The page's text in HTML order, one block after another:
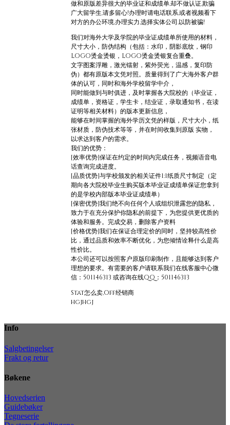
做和原版差异很大的毕业证和成绩单,却不做认证,欺骗
广大留学生,请多留心!办理时请电话联系,或者视频看下
对方的办公环境,办理实力,选择实体公司,以防被骗!
我们对海外大学及学院的毕业证成绩单所使用的材料，
尺寸大小，防伪结构（包括：水印，阴影底纹，钢印
LOGO烫金烫银，LOGO烫金烫银复合重叠。
文字图案浮雕，激光镭射，紫外荧光，温感，复印防
伪）都有原版本文凭对照。质量得到了广大海外客户群
体的认可，同时和海外学校留学中介，
同时能做到与时俱进，及时掌握各大院校的（毕业证，
成绩单，资格证，学生卡，结业证，录取通知书，在读
证明等相关材料）的版本更新信息，
能够在时间掌握的海外学历文凭的样版，尺寸大小，纸
张材质，防伪技术等等，并在时间收集到原版 实物，
以求达到客户的需求。
我们的优势：
[效率优势]保证在约定的时间内完成任务，视频语音电
话查询完成进度。
[品质优势]与学校颁发的相关证件1:1纸质尺寸制定（定
期向各大院校毕业生购买版本毕业证成绩单保证您拿到
的是学校内部版本毕业证成绩单）
[保密优势]我们绝不向任何个人或组织泄露您的隐私，
致力于在充分保护你隐私的前提下，为您提供更优质的
体验和服务。完成交易，删除客户资料
[价格优势]我们在保证合理定价的同时，坚持较高性价
比，通过品质和效率不断优化，为您倾情诠释什么是高
性价比。
本公司还可以按照客户原版印刷制作，且能够达到客户
理想的要求。有需要的客户请联系我们在线客服中心微
信：501146313 或咨询在线QQ：501146313
Stat怎么卖,Off经销商
hgjhgj
Info
Salgbetingelser
Frakt og retur
Bøkene
Hovedserien
Guidebøker
Tegneserie